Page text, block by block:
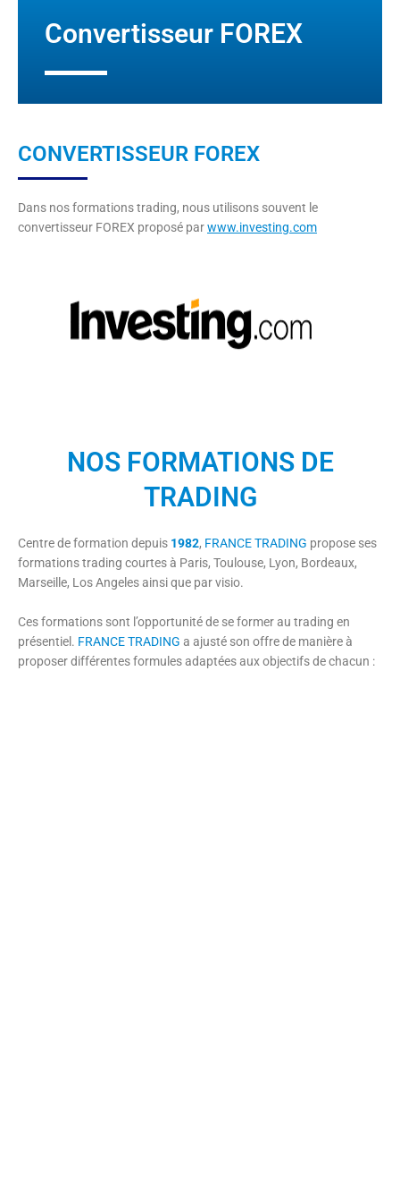
Convertisseur FOREX
CONVERTISSEUR FOREX
Dans nos formations trading, nous utilisons souvent le
convertisseur FOREX proposé parwww.investing.com
NOS FORMATIONS DE
TRADING
Centre de formation depuis 1982, FRANCE TRADING propose ses
formations trading courtes à Paris, Toulouse, Lyon, Bordeaux,
Marseille, Los Angeles ainsi que par visio.
Ces formations sont l’opportunité de se former au trading en
présentiel. FRANCE TRADING a ajusté son offre de manière à
proposer différentes formules adaptées aux objectifs de chacun :